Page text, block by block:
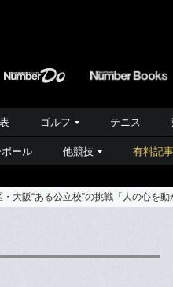
ゴルフ テニス
ール 他競技 有料記事
阪“ある公立校”の挑戦「人の心を動